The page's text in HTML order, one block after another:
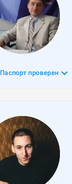
Паспорт проверен